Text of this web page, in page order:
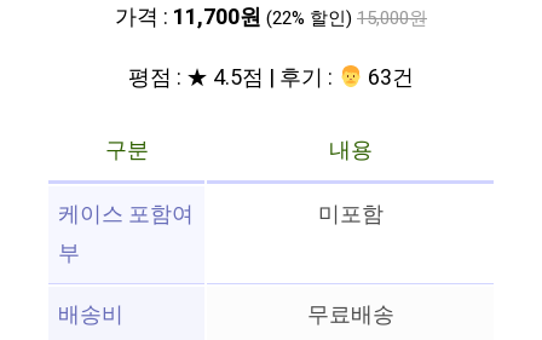
가격 : 11,700원 (22% 할인) 15,000원
평점 : ★ 4.5점 | 후기 : ‍‍ 63건
구분
내용
케이스 포함여
부
미포함
배송비 무료배송